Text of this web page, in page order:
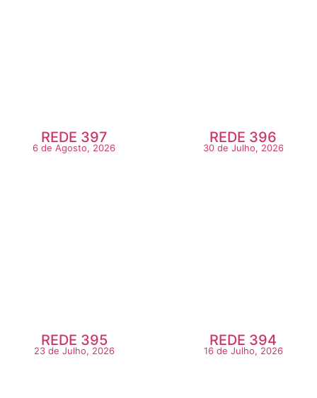
REDE 397
6 de Agosto, 2026
REDE 396
30 de Julho, 2026
REDE 395
23 de Julho, 2026
REDE 394
16 de Julho, 2026